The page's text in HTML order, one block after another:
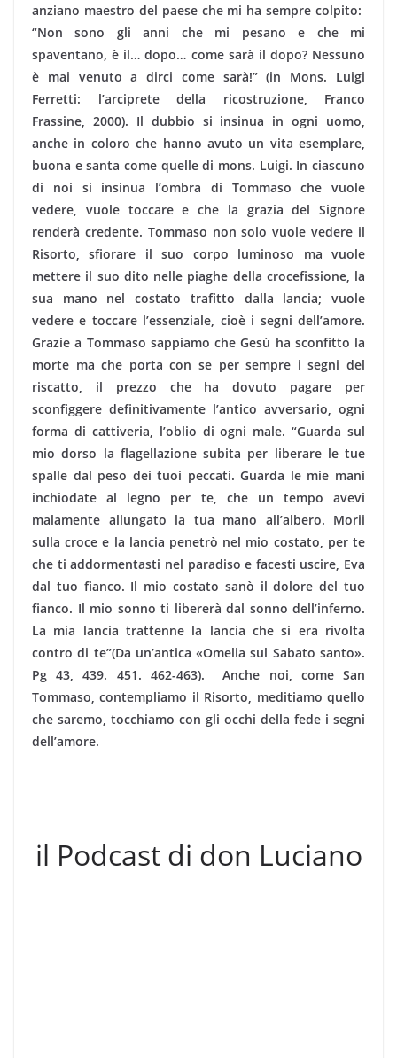
anziano maestro del paese che mi ha sempre colpito:
“Non sono gli anni che mi pesano e che mi
spaventano, è il… dopo… come sarà il dopo? Nessuno
è mai venuto a dirci come sarà!” (in Mons. Luigi
Ferretti: l’arciprete della ricostruzione, Franco
Frassine, 2000). Il dubbio si insinua in ogni uomo,
anche in coloro che hanno avuto un vita esemplare,
buona e santa come quelle di mons. Luigi. In ciascuno
di noi si insinua l’ombra di Tommaso che vuole
vedere, vuole toccare e che la grazia del Signore
renderà credente. Tommaso non solo vuole vedere il
Risorto, sfiorare il suo corpo luminoso ma vuole
mettere il suo dito nelle piaghe della crocefissione, la
sua mano nel costato trafitto dalla lancia; vuole
vedere e toccare l’essenziale, cioè i segni dell’amore.
Grazie a Tommaso sappiamo che Gesù ha sconfitto la
morte ma che porta con se per sempre i segni del
riscatto, il prezzo che ha dovuto pagare per
sconfiggere definitivamente l’antico avversario, ogni
forma di cattiveria, l’oblio di ogni male. “Guarda sul
mio dorso la flagellazione subita per liberare le tue
spalle dal peso dei tuoi peccati. Guarda le mie mani
inchiodate al legno per te, che un tempo avevi
malamente allungato la tua mano all’albero. Morii
sulla croce e la lancia penetrò nel mio costato, per te
che ti addormentasti nel paradiso e facesti uscire, Eva
dal tuo fianco. Il mio costato sanò il dolore del tuo
fianco. Il mio sonno ti libererà dal sonno dell’inferno.
La mia lancia trattenne la lancia che si era rivolta
contro di te”(Da un’antica «Omelia sul Sabato santo».
Pg 43, 439. 451. 462-463). Anche noi, come San
Tommaso, contempliamo il Risorto, meditiamo quello
che saremo, tocchiamo con gli occhi della fede i segni
dell’amore.
il Podcast di don Luciano